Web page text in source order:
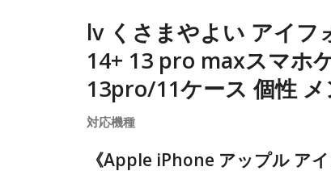
lv くさまやよい アイフ
14+ 13 pro maxスマホ
13pro/11ケース 個性
対応機種
《Apple iPhone アップル アイ